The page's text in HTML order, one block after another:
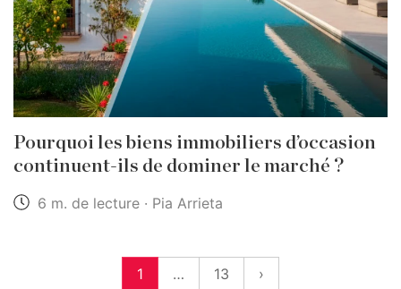
Pourquoi les biens immobiliers d’occasion
continuent-ils de dominer le marché ?
6 m. de lecture · Pia Arrieta
1 … 13 ›